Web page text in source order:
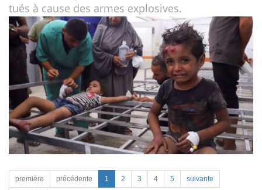
tués à cause des armes explosives.
première précédente 1 2 3 4 5 suivante